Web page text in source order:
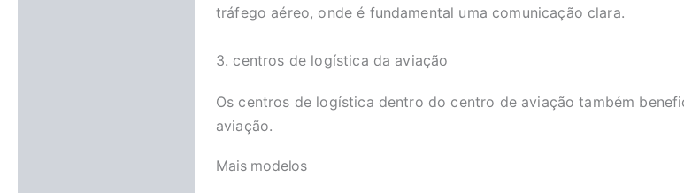
tráfego aéreo, onde é fundamental uma comunicação clara.
3. centros de logística da aviação
Os centros de logística dentro do centro de aviação também
aviação.
Mais modelos